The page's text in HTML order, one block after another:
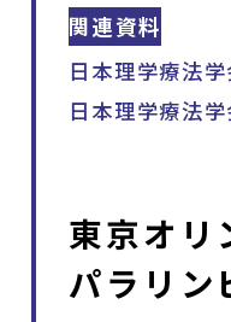
関連資料
日本理学療法
日本理学療法
東京オリ
パラリン